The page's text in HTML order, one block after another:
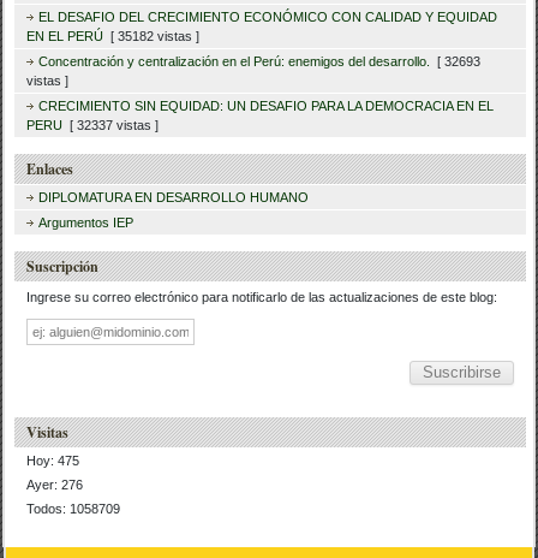
EL DESAFIO DEL CRECIMIENTO ECONÓMICO CON CALIDAD Y EQUIDAD
EN EL PERÚ [ 35182 vistas ]
Concentración y centralización en el Perú: enemigos del desarrollo.
[ 32693
vistas ]
CRECIMIENTO SIN EQUIDAD: UN DESAFIO PARA LA DEMOCRACIA EN EL
PERU [ 32337 vistas ]
Enlaces
DIPLOMATURA EN DESARROLLO HUMANO
Argumentos IEP
Suscripción
Ingrese su correo electrónico para notificarlo de las actualizaciones de este blog:
Dirección
de
correo
Visitas
Hoy: 475
Ayer: 276
Todos: 1058709